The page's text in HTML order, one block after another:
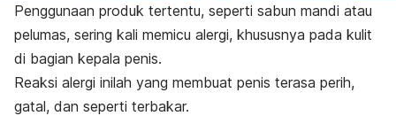
Penggunaan produk tertentu, seperti sabun mandi atau
pelumas, sering kali memicu alergi, khususnya pada kulit
di bagian kepala penis.
Reaksi alergi inilah yang membuat penis terasa perih,
gatal, dan seperti terbakar.